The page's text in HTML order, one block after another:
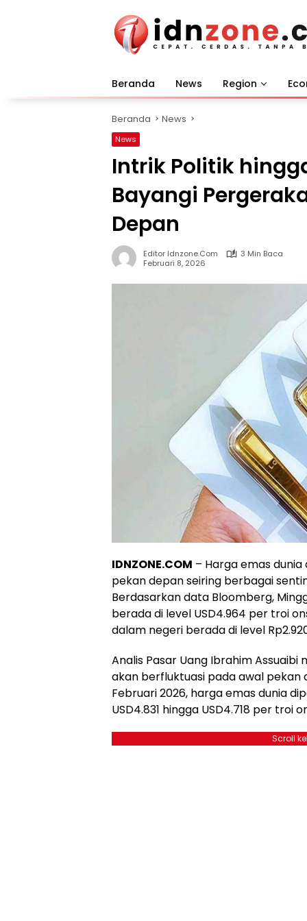
Beranda News Region
Beranda News
News
Intrik Politik
Bayangi
Depan
Editor Idnzone.com
3 Min Baca
Februari 8, 2026
IDNZONE.COM – Harga emas
pekan depan seiring berbagai
Berdasarkan data Bloomberg,
berada di level USD4.964 per troi
dalam negeri berada di level
Analis Pasar Uang Ibrahim
akan berfluktuasi pada awal pekan
Februari 2026, harga emas dunia
USD4.831 hingga USD4.718 per
Scroll